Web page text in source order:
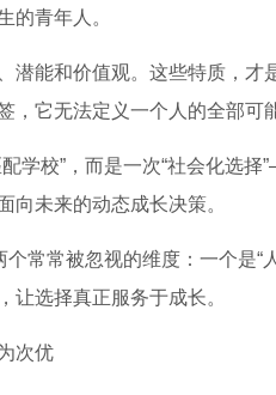
的青年人。
潜能和价值观。这些特质，
，它无法定义一个人的全部可
学校”，而是一次“社会化选
向未来的动态成长决策。
个常常被忽视的维度：一个
选择真正服务于成长。
次优